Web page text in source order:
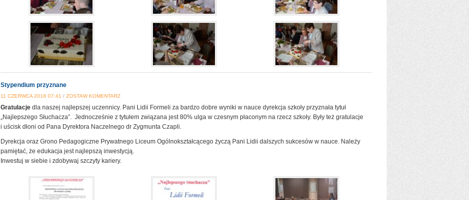
Stypendium przyznane
11 CZERWCA 2018 07:41 / ZOSTAW KOMENTARZ
Gratulacje dla naszej najlepszej uczennicy. Pani Lidii Formeli za bardzo dobre wyniki w nauce dyrekcja szkoły przyznała tytuł
„Najlepszego Słuchacza”. Jednocześnie z tytułem związana jest 80% ulga w czesnym płaconym na rzecz szkoły. Były też gratulacje
i uścisk dłoni od Pana Dyrektora Naczelnego dr Zygmunta Czapli.
Dyrekcja oraz Grono Pedagogiczne Prywatnego Liceum Ogólnokształcącego życzą Pani Lidii dalszych sukcesów w nauce. Należy
pamiętać, że edukacja jest najlepszą inwestycją.
Inwestuj w siebie i zdobywaj szczyty kariery.